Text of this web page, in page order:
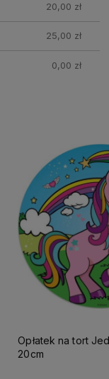
20,00 zł
25,00 zł
0,00 zł
Opłatek na tort Jednorożec wz1 /
20cm